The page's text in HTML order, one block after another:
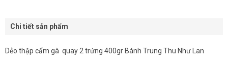
Chi tiết sản phẩm
Dẻo thập cẩm gà quay 2 trứng 400gr Bánh Trung Thu Như Lan